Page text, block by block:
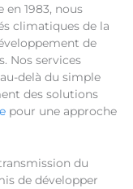
1983, nous
climatiques de la
de
Nos services
delà du simple
des solutions
pour une approche
du
de développer